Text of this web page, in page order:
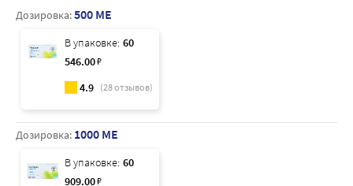
Дозировка:500 МЕ
В упаковке: 60
546.00₽
4.9 (28отзывов)
Дозировка: 1000 МЕ
В упаковке: 60
909.00₽